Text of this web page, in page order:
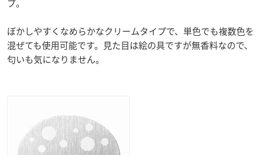
プ。
ぼかしやすくなめらかなクリームタイプで、単色でも複数色を
混ぜても使用可能です。見た目は絵の具ですが無香料なので、
匂いも気になりません。